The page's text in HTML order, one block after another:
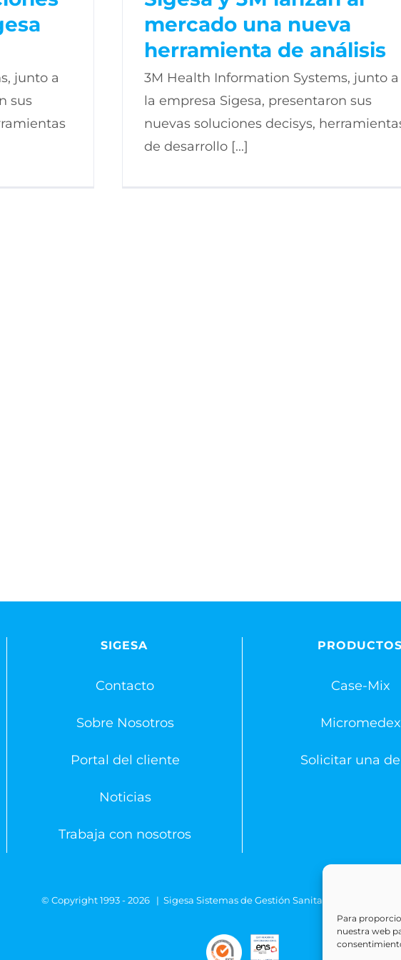
Para
nuestra web
junto a
sus
mercado una nueva
herramienta de análisis
3M Health Information Systems, junto a
la empresa Sigesa, presentaron sus
nuevas soluciones decisys,
de desarrollo [...]
SIGESA
Contacto
Sobre Nosotros
Portal del cliente
Noticias
Trabaja con nosotros
PRODUCTOS
Case-Mix
Micromedex
Solicitar una
© Copyright 1993 -2026 | Sigesa Sistemas de Gestión Sanitaria | All Rights